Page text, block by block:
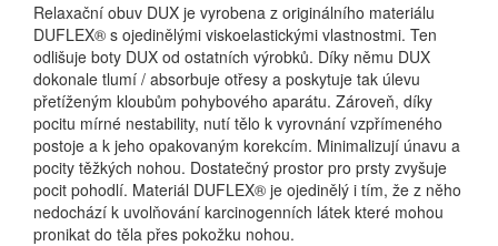
Relaxační obuv DUX je vyrobena z originálního materiálu
DUFLEX® s ojedinělými viskoelastickými vlastnostmi. Ten
odlišuje boty DUX od ostatních výrobků. Díky němu DUX
dokonale tlumí / absorbuje otřesy a poskytuje tak úlevu
přetíženým kloubům pohybového aparátu. Zároveň, díky
pocitu mírné nestability, nutí tělo k vyrovnání vzpřímeného
postoje a k jeho opakovaným korekcím. Minimalizují únavu a
pocity těžkých nohou. Dostatečný prostor pro prsty zvyšuje
pocit pohodlí. Materiál DUFLEX® je ojedinělý i tím, že z něho
nedochází k uvolňování karcinogenních látek které mohou
pronikat do těla přes pokožku nohou.